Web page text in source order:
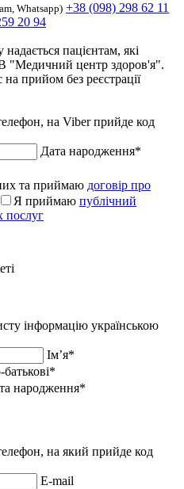
Whatsapp) +38 (098) 298 62 11
20 94
пацієнтам, які
"Медичний центр здоров'я".
прийом без реєстрації
на Viber прийде код
Дата народження*
та приймаю договір про
Я приймаю публічний
послуг
інформацію українською
Імʼя*
народження*
на який прийде код
E-mail